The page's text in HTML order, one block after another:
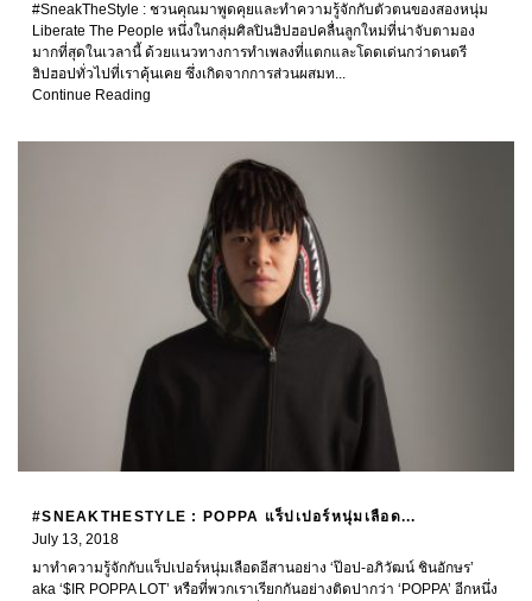
#SneakTheStyle : ชวนคุณมาพูดคุยและทำความรู้จักกับตัวตนของสองหนุ่ม
Liberate The People หนึ่งในกลุ่มศิลปินฮิปฮอปคลื่นลูกใหม่ที่น่าจับตามอง
มากที่สุดในเวลานี้ ด้วยแนวทางการทำเพลงที่แตกและโดดเด่นกว่าดนตรี
ฮิปฮอปทั่วไปที่เราคุ้นเคย ซึ่งเกิดจากการส่วนผสมท...
Continue Reading
#SNEAKTHESTYLE : POPPA แร็ปเปอร์หนุ่มเลือด...
July 13, 2018
มาทำความรู้จักกับแร็ปเปอร์หนุ่มเลือดอีสานอย่าง ‘ป๊อป-อภิวัฒน์ ชินอักษร’
aka ‘$IR POPPA LOT’ หรือที่พวกเราเรียกกันอย่างติดปากว่า ‘POPPA’ อีกหนึ่ง